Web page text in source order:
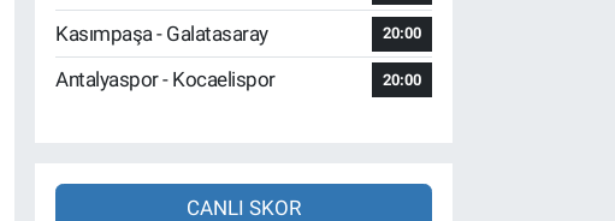
Kasımpaşa - Galatasaray 20:00
Antalyaspor - Kocaelispor 20:00
CANLI SKOR